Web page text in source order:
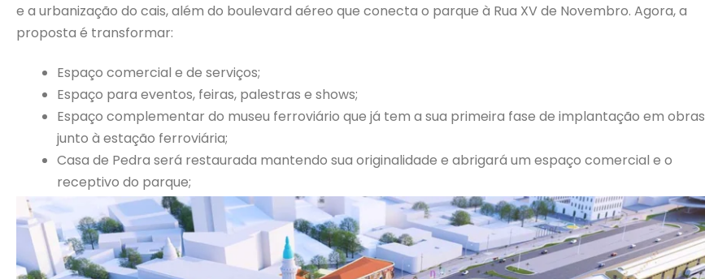
e a urbanização do cais, além do boulevard aéreo que conecta o parque à Rua XV de Novembro. Agora, a
proposta é transformar:
Espaço comercial e de serviços;
Espaço para eventos, feiras, palestras e shows;
Espaço complementar do museu ferroviário que já tem a sua primeira fase de implantação em obras
junto à estação ferroviária;
Casa de Pedra será restaurada mantendo sua originalidade e abrigará um espaço comercial e o
receptivo do parque;